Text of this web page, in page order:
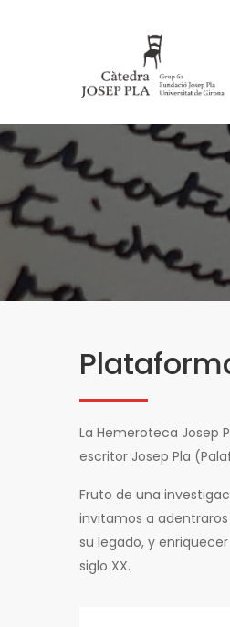
La Hemeroteca Josep
escritor Josep Pla
Fruto de una
invitamos a
su legado, y
siglo XX.